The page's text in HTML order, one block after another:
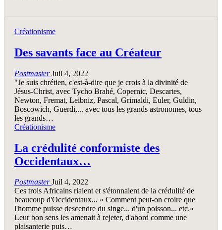
Créationisme
Des savants face au Créateur
PostmasterJuil 4, 2022
"Je suis chrétien, c'est-à-dire que je crois à la divinité de
Jésus-Christ, avec Tycho Brahé, Copernic, Descartes,
Newton, Fremat, Leibniz, Pascal, Grimaldi, Euler, Guldin,
Boscowich, Guerdi,... avec tous les grands astronomes, tous
les grands…
Créationisme
La crédulité conformiste des
Occidentaux…
PostmasterJuil 4, 2022
Ces trois Africains riaient et s'étonnaient de la crédulité de
beaucoup d'Occidentaux... « Comment peut-on croire que
l'homme puisse descendre du singe... d'un poisson... etc.»
Leur bon sens les amenait à rejeter, d'abord comme une
plaisanterie puis…